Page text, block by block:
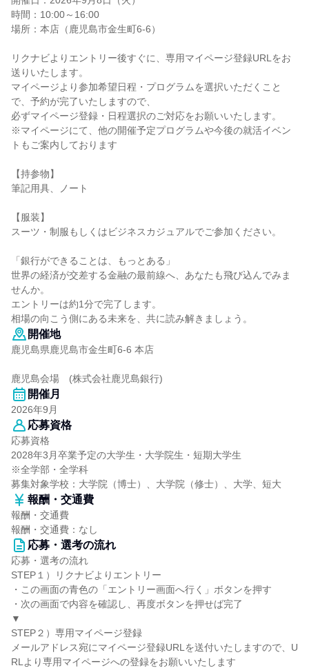
時間：10:00～16:00
場所：本店（鹿児島市金生町6-6）
リクナビよりエントリー後すぐに、専用マイページ登録URLをお
送りいたします。
マイページより参加希望日程・プログラムを選択いただくこと
で、予約が完了いたしますので、
必ずマイページ登録・日程選択のご対応をお願いいたします。
※マイページにて、他の開催予定プログラムや今後の就活イベン
トもご案内しております
【持参物】
筆記用具、ノート
【服装】
スーツ・制服もしくはビジネスカジュアルでご参加ください。
「銀行ができることは、もっとある」
世界の経済が交差する金融の最前線へ、あなたも飛び込んでみま
せんか。
エントリーは約1分で完了します。
相場の向こう側にある未来を、共に読み解きましょう。
開催地
鹿児島県鹿児島市金生町6-6 本店
鹿児島会場 (株式会社鹿児島銀行)
開催月
2026年9月
応募資格
応募資格
2028年3月卒業予定の大学生・大学院生・短期大学生
※全学部・全学科
募集対象学校：大学院（博士）、大学院（修士）、大学、短大
報酬・交通費
報酬・交通費
報酬・交通費：なし
応募・選考の流れ
応募・選考の流れ
STEP１）リクナビよりエントリー
・この画面の青色の「エントリー画面へ行く」ボタンを押す
・次の画面で内容を確認し、再度ボタンを押せば完了
▼
STEP２）専用マイページ登録
メールアドレス宛にマイページ登録URLを送付いたしますので、U
RLより専用マイページへの登録をお願いいたします